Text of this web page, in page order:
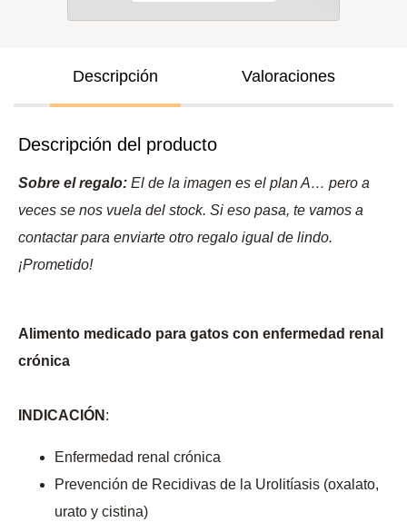
Descripción Valoraciones
Descripción del producto
Sobre el regalo: El de la imagen es el plan A… pero a
veces se nos vuela del stock. Si eso pasa, te vamos a
contactar para enviarte otro regalo igual de lindo.
¡Prometido!
Alimento medicado para gatos con enfermedad renal
crónica
INDICACIÓN :
Enfermedad renal crónica
Prevención de Recidivas de la Urolitíasis (oxalato,
urato y cistina)